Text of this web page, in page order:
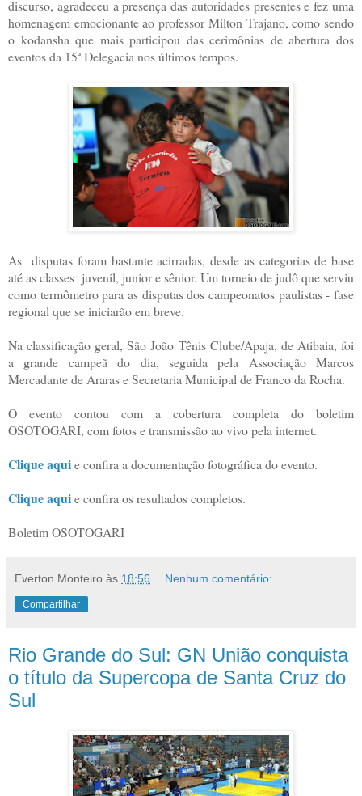
discurso, agradeceu a presença das autoridades presentes e fez uma
homenagem emocionante ao professor Milton Trajano, como sendo
o kodansha que mais participou das cerimônias de abertura dos
eventos da 15ª Delegacia nos últimos tempos.
As disputas foram bastante acirradas, desde as categorias de base
até as classes juvenil, junior e sênior. Um torneio de judô que serviu
como termômetro para as disputas dos campeonatos paulistas - fase
regional que se iniciarão em breve.
Na classificação geral, São João Tênis Clube/Apaja, de Atibaia, foi
a grande campeã do dia, seguida pela Associação Marcos
Mercadante de Araras e Secretaria Municipal de Franco da Rocha.
O evento contou com a cobertura completa do boletim
OSOTOGARI, com fotos e transmissão ao vivo pela internet.
Clique aquie confira a documentação fotográfica do evento.
Clique aquie confira os resultados completos.
Boletim OSOTOGARI
Everton Monteiro às 18:56 Nenhum comentário:
Compartilhar
Rio Grande do Sul: GN União conquista
o título da Supercopa de Santa Cruz do
Sul